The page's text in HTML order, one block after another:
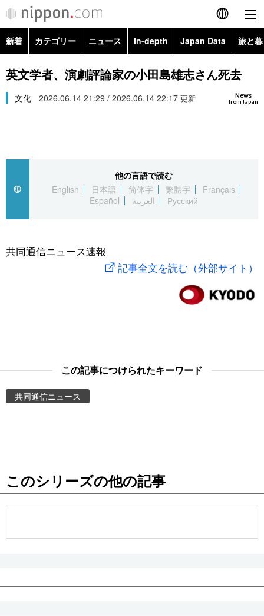
English
简体字
繁體字
العربية
社会
旅と暮らし
東京
新着 カテゴリー ニュース In-depth Japan Data 旅と
政治・外交
経済・ビジネス
社会
文化
科学・技術
暮らし
Topics
Images
お知らせ
英文学者、演劇評論家の小田島雄志さん死去
News
from Japan
文化 2026.06.14 21:29 / 2026.06.14 22:17 更新
他の言語で読む
English
日本語 简体字 繁體字
Français
Español
العربية Русский
共同通信ニュース速報
記事全文を読む（外部サイト）
この記事につけられたキーワード
共同通信ニュース
このシリーズの他の記事